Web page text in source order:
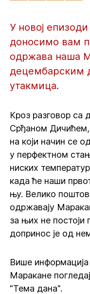
У новој
доносимо вам
одржава наша
децембарским
утакмица.
Кроз разговор са
Срђаном Дичићем,
на који начин се
у перфектном
ниских
када ће наши
њу. Велико
одржавају
за њих не
допринос је од
Више
Маракане
"Тема дана".